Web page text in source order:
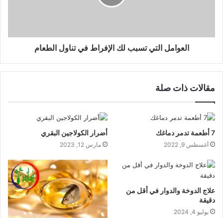
العوامل التي تسبب لك الإفراط في تناول الطعام
مقالات ذات صلة
7 أطعمة تدمر دماغك
أغسطس 9, 2022
أضرار الكولاجين البقري
مارس 12, 2023
علاج الدوخة والدوار في أقل من
دقيقة
يوليو 4, 2024